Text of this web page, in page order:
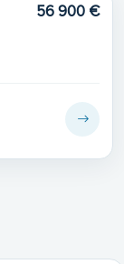
56 900 €